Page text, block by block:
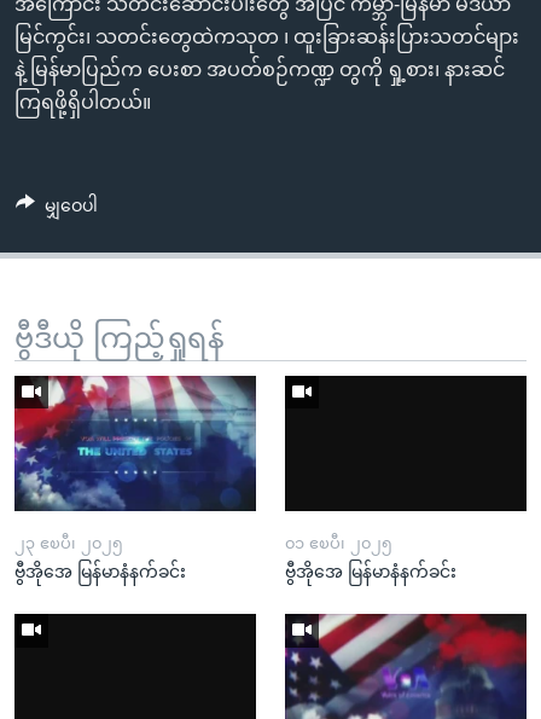
ကျော်
ရန်
မြင်ကွင်း၊ သတင်းတွေထဲကသုတ ၊ ထူးခြားဆန်းပြားသတင်များ
နဲ့ မြန်မာပြည်က ပေးစာ အပတ်စဉ်ကဏ္ဍ တွကို ရှု့စား၊ နားဆင်
ကြရဖို့ရှိပါတယ်။
မျှဝေပါ
ဗွီဒီယို ကြည့်ရှုရန်
၂၃ ဧၿပီ၊ ၂၀၂၅
ဗွီအိုအေ မြန်မာနံနက်ခင်း
၀၁ ဧၿပီ၊ ၂၀၂၅
ဗွီအိုအေ မြန်မာနံနက်ခင်း